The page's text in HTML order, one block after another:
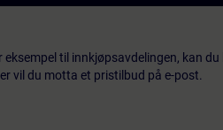
til innkjøpsavdelingen, kan du
vil du motta et pristilbud på e-post.